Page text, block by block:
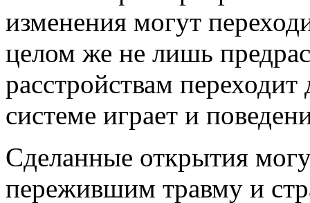
изменения могут
целом же не лишь
расстройствам
системе играет и
Сделанные открытия
пережившим травму и